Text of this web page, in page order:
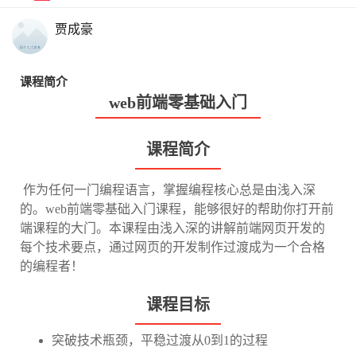
贾成豪
课程简介
web前端零基础入门
课程简介
​ 作为任何一门编程语言，掌握编程核心总是由浅入深
的。web前端零基础入门课程，能够很好的帮助你打开前
端课程的大门。本课程由浅入深的讲解前端网页开发的
每个技术要点，通过网页的开发制作过渡成为一个合格
的编程者！
课程目标
突破技术瓶颈，平稳过渡从0到1的过程